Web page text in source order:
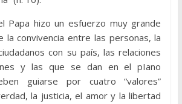
Papa hizo un esfuerzo muy grande
la convivencia entre las personas, la
con su país, las relaciones
y las que se dan en el pIano
guiarse por cuatro “valores”
la justicia, el amor y la libertad